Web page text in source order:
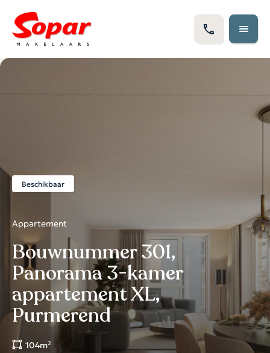
Beschikbaar
Appartement
Bouwnummer 301,
Panorama 3-kamer
appartement XL,
Purmerend
104m²